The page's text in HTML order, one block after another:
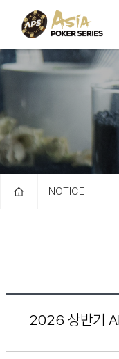
NOTICE
2026 상반기